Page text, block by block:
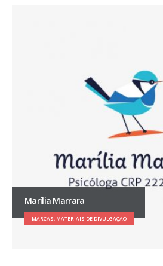
Marília Marrara
MARCAS, MATERIAIS DE DIVULGAÇÃO